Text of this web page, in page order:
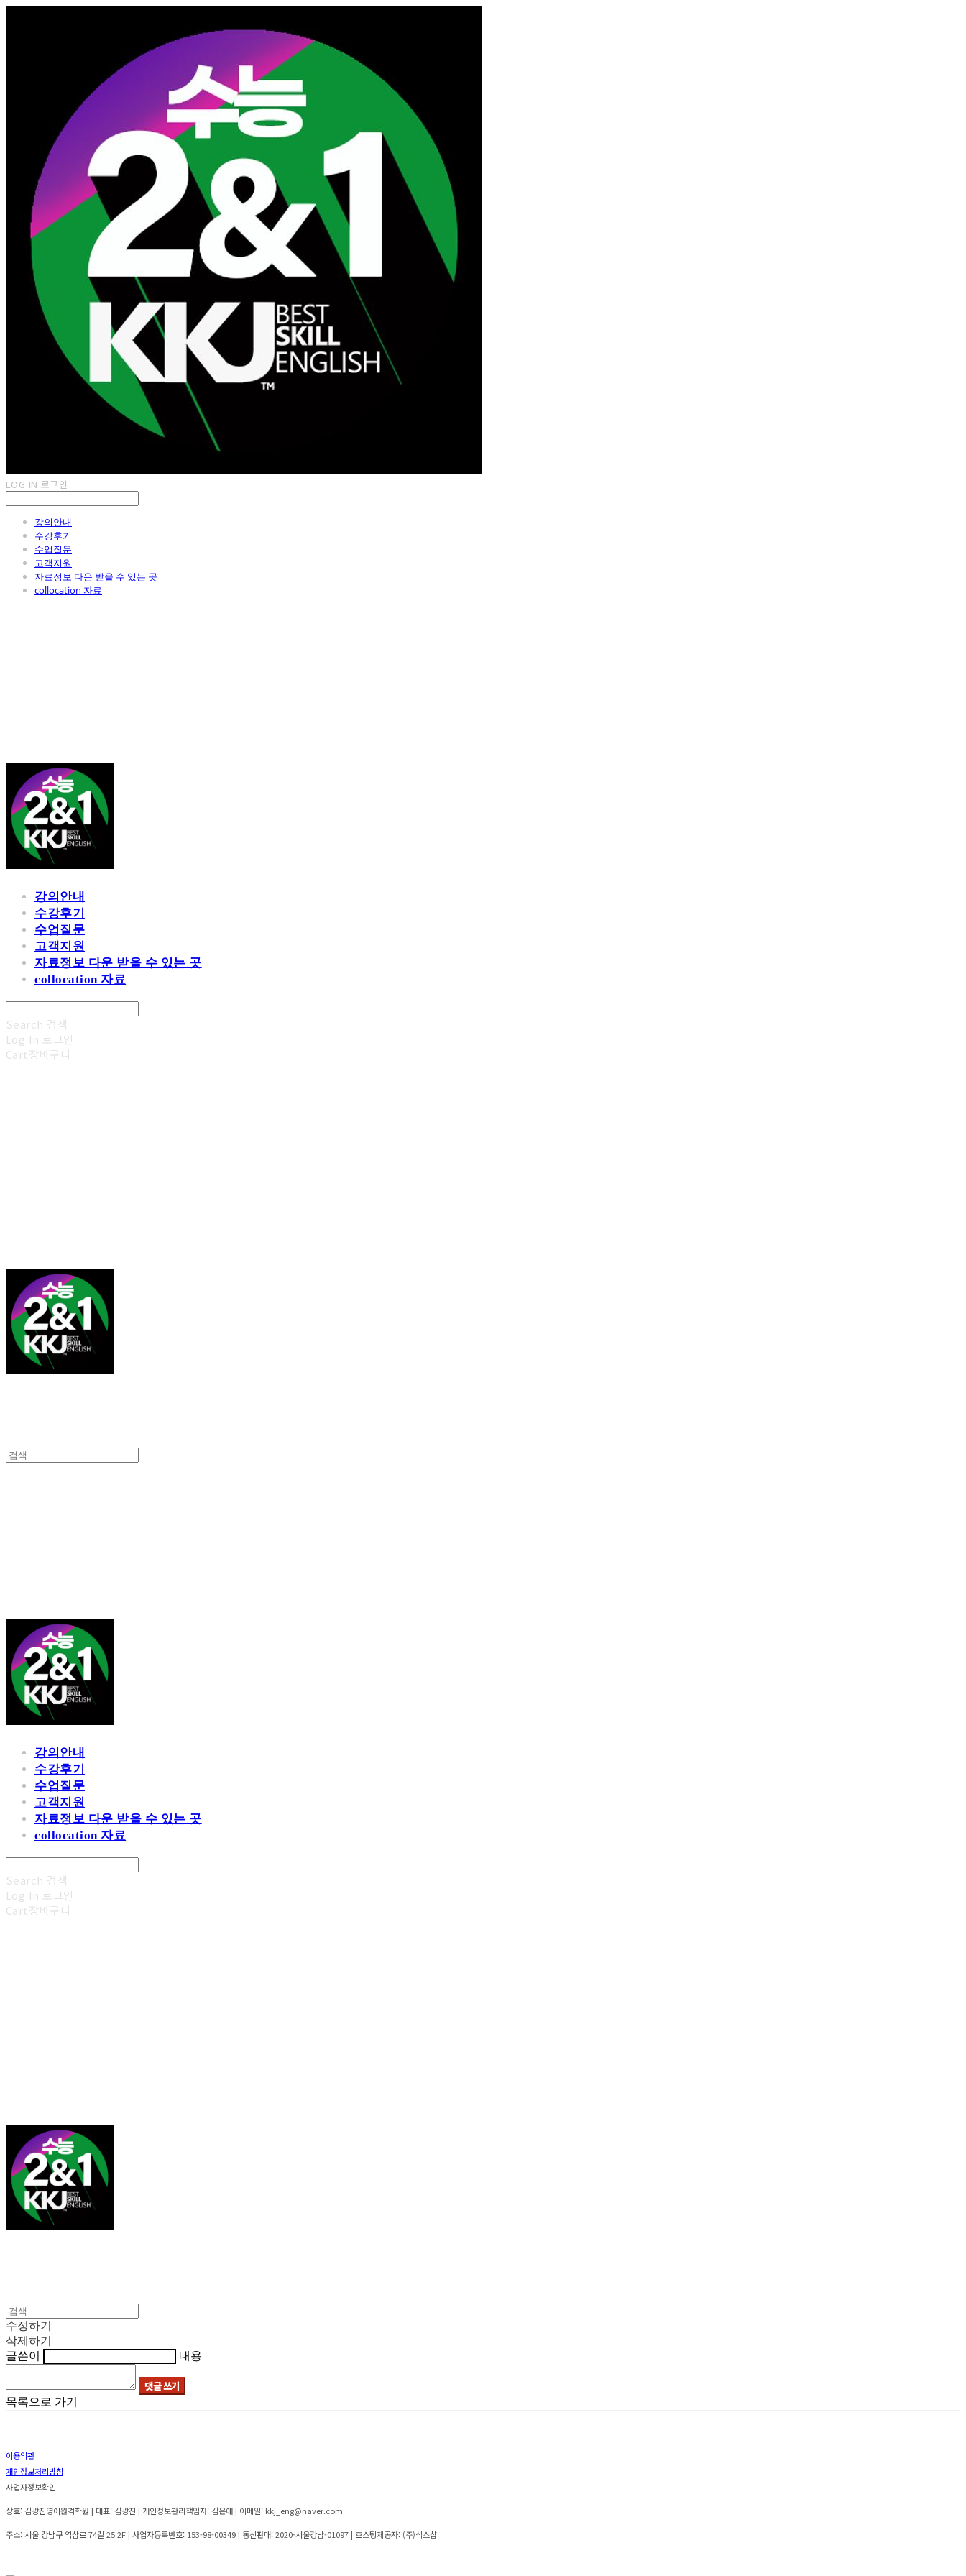
LOG IN 로그인
강의안내
수강후기
수업질문
고객지원
자료정보 다운 받을 수 있는 곳
collocation 자료
강의안내
수강후기
수업질문
고객지원
자료정보 다운 받을 수 있는 곳
collocation 자료
Search 검색
Log In 로그인
Cart장바구니
강의안내
수강후기
수업질문
고객지원
자료정보 다운 받을 수 있는 곳
collocation 자료
Search 검색
Log In 로그인
Cart장바구니
수정하기
삭제하기
글쓴이
내용
댓글 쓰기
목록으로 가기
이용약관
개인정보처리방침
사업자정보확인
상호: 김광진영어원격학원 | 대표: 김광진 | 개인정보관리책임자: 김은애 | 이메일: kkj_eng@naver.com
주소: 서울 강남구 역삼로 74길 25 2F | 사업자등록번호: 153-98-00349 | 통신판매:2020-서울강남-01097 | 호스팅제공자: (주)식스샵